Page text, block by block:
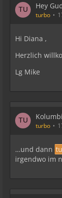
Hey
turbo
Hi Diana ,
Herzlich
Lg Mike
turbo
…und dann
irgendwo im